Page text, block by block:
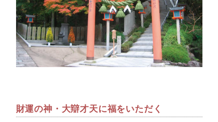
財運の神・大辯才天に福をいただく